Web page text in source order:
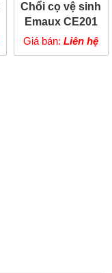
Chổi cọ vệ sinh
Emaux CE201
Giá bán:Liên hệ